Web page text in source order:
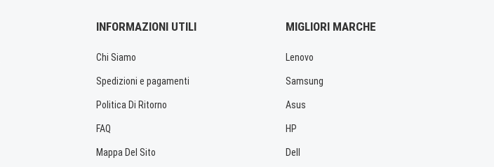
INFORMAZIONI UTILI
Chi Siamo
Spedizioni e pagamenti
Politica Di Ritorno
FAQ
Mappa Del Sito
MIGLIORI MARCHE
Lenovo
Samsung
Asus
HP
Dell